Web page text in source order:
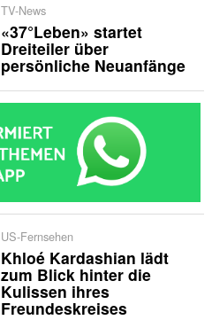
TV-News
«37°Leben» startet
Dreiteiler über
persönliche Neuanfänge
US-Fernsehen
Khloé Kardashian lädt
zum Blick hinter die
Kulissen ihres
Freundeskreises